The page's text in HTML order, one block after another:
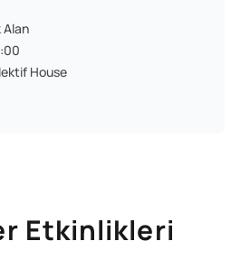
Alan
House
Etkinlikleri